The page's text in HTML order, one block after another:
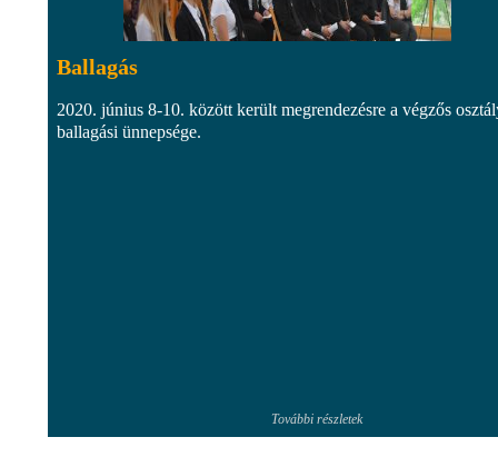
Ballagás
2020. június 8-10. között került megrendezésre a végzős
ballagási ünnepsége.
További részletek